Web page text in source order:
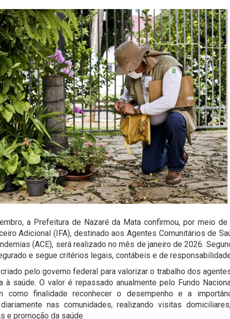
a Prefeitura de Nazaré da Mata confirmou, por meio de
Adicional (IFA), destinado aos Agentes Comunitários de
(ACE), será realizado no mês de janeiro de 2026.
e segue critérios legais, contábeis e de
pelo governo federal para valorizar o trabalho dos
à saúde. O valor é repassado anualmente pelo Fundo
como finalidade reconhecer o desempenho e a
nas comunidades, realizando visitas
e promoção da saúde.